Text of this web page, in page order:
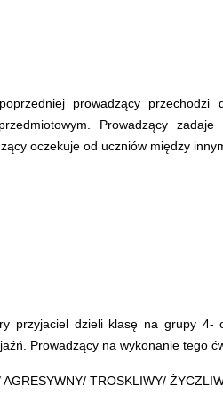
prowadzący
Prowadzący
oczekuje od uczniów między
przyjaciel dzieli klasę na grupy
Prowadzący na wykonanie tego
TROSKLIWY/